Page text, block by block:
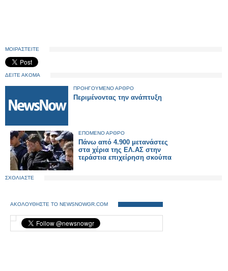
ΜΟΙΡΑΣΤΕΙΤΕ
ΔΕΙΤΕ ΑΚΟΜΑ
ΠΡΟΗΓΟΥΜΕΝΟ ΑΡΘΡΟ
Περιμένοντας την ανάπτυξη
ΕΠΟΜΕΝΟ ΑΡΘΡΟ
Πάνω από 4.900 μετανάστες
στα χέρια της ΕΛ.ΑΣ στην
τεράστια επιχείρηση σκούπα
ΣΧΟΛΙΑΣΤΕ
ΑΚΟΛΟΥΘΗΣΤΕ ΤΟ NEWSNOWGR.COM